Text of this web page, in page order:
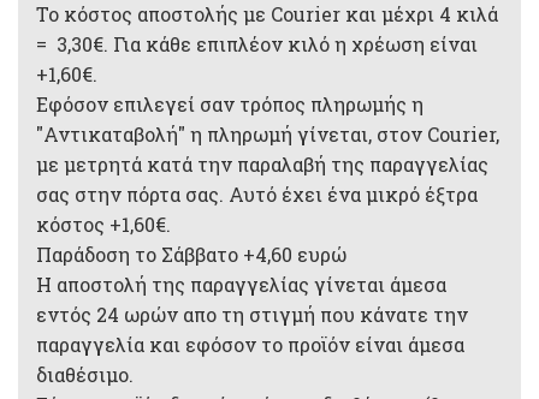
Το κόστος αποστολής με Courier και μέχρι 4 κιλά
= 3,30€. Για κάθε επιπλέον κιλό η χρέωση είναι
+1,60€.
Εφόσον επιλεγεί σαν τρόπος πληρωμής η
"Αντικαταβολή" η πληρωμή γίνεται, στον Courier,
με μετρητά κατά την παραλαβή της παραγγελίας
σας στην πόρτα σας. Αυτό έχει ένα μικρό έξτρα
κόστος +1,60€.
Παράδοση το Σάββατο +4,60 ευρώ
Η αποστολή της παραγγελίας γίνεται άμεσα
εντός 24 ωρών απο τη στιγμή που κάνατε την
παραγγελία και εφόσον το προϊόν είναι άμεσα
διαθέσιμο.